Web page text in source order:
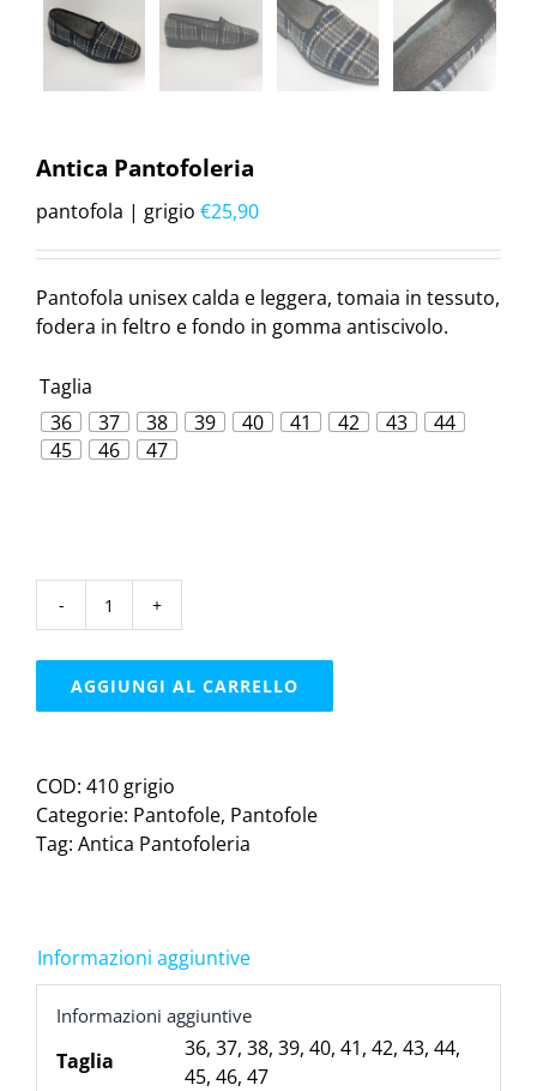
Antica Pantofoleria
pantofola | grigio €25,90
Pantofola unisex calda e leggera, tomaia in tessuto,
fodera in feltro e fondo in gomma antiscivolo.
Taglia

36 37 38 39 40 41 42 43
44
45
46 47
Antica
|
AGGIUNGI AL CARRELLO
COD: 410 grigio
Categorie: Pantofole, Pantofole
Tag: Antica Pantofoleria
Informazioni aggiuntive
Informazioni aggiuntive
Taglia 36, 37, 38, 39, 40, 41, 42, 43, 44,
45, 46, 47